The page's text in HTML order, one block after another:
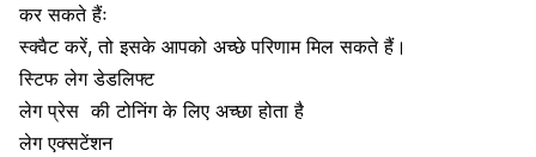
कर सकते हैंः
स्क्वैटकरें, तो इसके आपको अच्छे परिणाम मिल सकते हैं।
स्टिफ लेग डेडलिफ्ट
लेग प्रेस की टोनिंग के लिए अच्छा होता है
लेग एक्सटेंशन